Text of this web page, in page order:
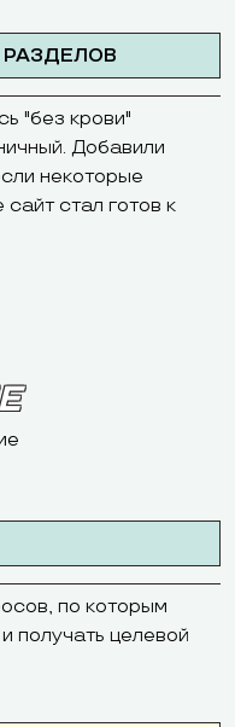
"без крови"
Добавили
некоторые
стал готов к
по которым
получать целевой